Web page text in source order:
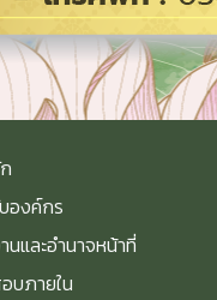
องค์กร
นและอำนาจหน้าที่
บภายใน